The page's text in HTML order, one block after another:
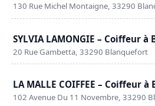
130 Rue Michel Montaigne, 33290
SYLVIA LAMONGIE – Coiffeur
20 Rue Gambetta, 33290 Blanquefort
LA MALLE COIFFEE – Coiffeur
102 Avenue Du 11 Novembre, 33290